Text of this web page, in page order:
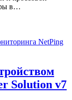
в…
Solution v7